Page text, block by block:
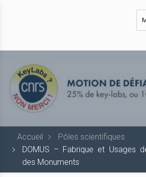
Accueil
Pôles scientifiques
DOMUS – Fabrique et Usages
des Monuments